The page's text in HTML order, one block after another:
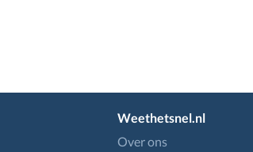
Weethetsnel.nl
Over ons